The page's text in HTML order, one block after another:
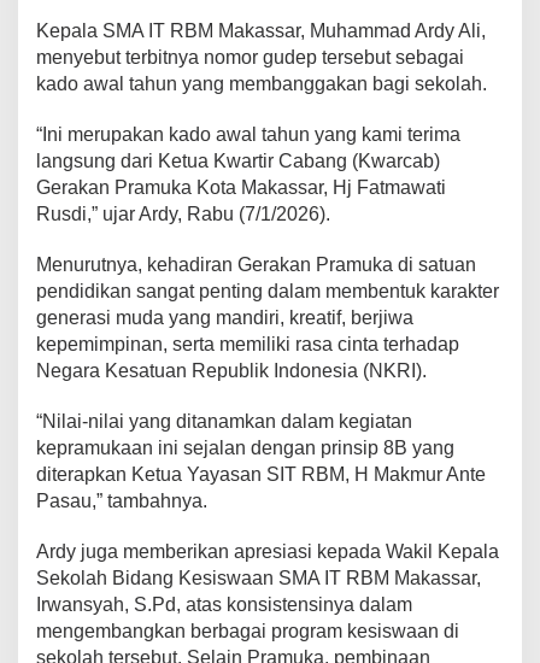
a
Kepala SMA IT RBM Makassar, Muhammad Ardy Ali,
menyebut terbitnya nomor gudep tersebut sebagai
kado awal tahun yang membanggakan bagi sekolah.
“Ini merupakan kado awal tahun yang kami terima
langsung dari Ketua Kwartir Cabang (Kwarcab)
Gerakan Pramuka Kota Makassar, Hj Fatmawati
Rusdi,” ujar Ardy, Rabu (7/1/2026).
Menurutnya, kehadiran Gerakan Pramuka di satuan
pendidikan sangat penting dalam membentuk karakter
generasi muda yang mandiri, kreatif, berjiwa
kepemimpinan, serta memiliki rasa cinta terhadap
Negara Kesatuan Republik Indonesia (NKRI).
“Nilai-nilai yang ditanamkan dalam kegiatan
kepramukaan ini sejalan dengan prinsip 8B yang
diterapkan Ketua Yayasan SIT RBM, H Makmur Ante
Pasau,” tambahnya.
Ardy juga memberikan apresiasi kepada Wakil Kepala
Sekolah Bidang Kesiswaan SMA IT RBM Makassar,
Irwansyah, S.Pd, atas konsistensinya dalam
mengembangkan berbagai program kesiswaan di
sekolah tersebut. Selain Pramuka, pembinaan